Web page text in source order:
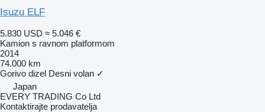
Isuzu ELF
5.830 USD ≈ 5.046 €
Kamion s ravnom platformom
2014
74.000 km
Gorivo dizel Desni volan ✓
Japan
EVERY TRADING Co Ltd
Kontaktirajte prodavatelja